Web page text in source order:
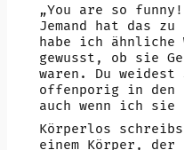
„You are so
Jemand hat das
habe ich ähnliche
gewusst, ob sie
waren. Du
offenporig in den
auch wenn ich
Körperlos
einem Körper,